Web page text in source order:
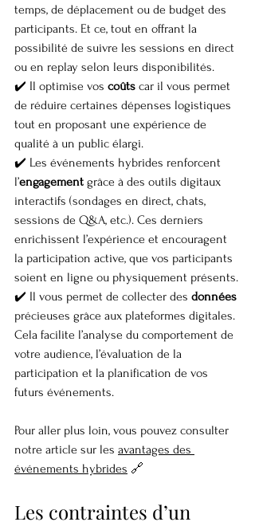
temps, de déplacement ou de budget des
participants. Et ce, tout en offrant la
possibilité de suivre les sessions en direct
ou en replay selon leurs disponibilités.
✔️ Il optimise vos coûts car il vous permet
de réduire certaines dépenses logistiques
tout en proposant une expérience de
qualité à un public élargi.
✔️ Les événements hybrides renforcent
l’engagement grâce à des outils digitaux
interactifs (sondages en direct, chats,
sessions de Q&A, etc.). Ces derniers
enrichissent l’expérience et encouragent
la participation active, que vos participants
soient en ligne ou physiquement présents.
✔️ Il vous permet de collecter des données
précieuses grâce aux plateformes digitales.
Cela facilite l’analyse du comportement de
votre audience, l’évaluation de la
participation et la planification de vos
futurs événements.
Pour aller plus loin, vous pouvez consulter
notre article sur les avantages des
événements hybrides 🔗
Les contraintes d’un